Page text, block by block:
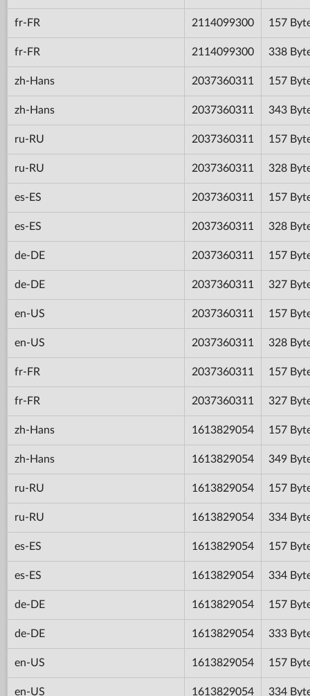
fr-FR 2114099300 157
fr-FR 2114099300 338
zh-Hans 2037360311 157
zh-Hans 2037360311 343
ru-RU 2037360311 157
ru-RU 2037360311 328
es-ES 2037360311 157
es-ES 2037360311 328
de-DE 2037360311 157
de-DE 2037360311 327
en-US 2037360311 157
en-US 2037360311 328
fr-FR 2037360311 157
fr-FR 2037360311 327
zh-Hans 1613829054 157
zh-Hans 1613829054 349
ru-RU 1613829054 157
ru-RU 1613829054 334
es-ES 1613829054 157
es-ES 1613829054 334
de-DE 1613829054 157
de-DE 1613829054 333
en-US 1613829054 157
en-US 1613829054 334